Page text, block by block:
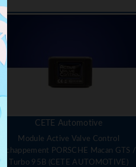
CETE Automotive
Module Active Valve Control
Echappement PORSCHE Macan GTS /
Turbo 95B (CETE AUTOMOTIVE)